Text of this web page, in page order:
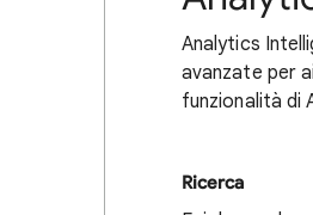
Analytics
avanzate per
funzionalità di
Ricerca